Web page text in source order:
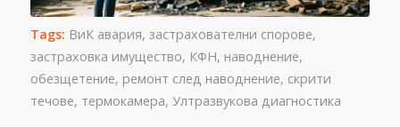
Tags: ВиК авария, застрахователни спорове,
застраховка имущество, КФН, наводнение,
обезщетение, ремонт след наводнение, скрити
течове, термокамера, Ултразвукова диагностика